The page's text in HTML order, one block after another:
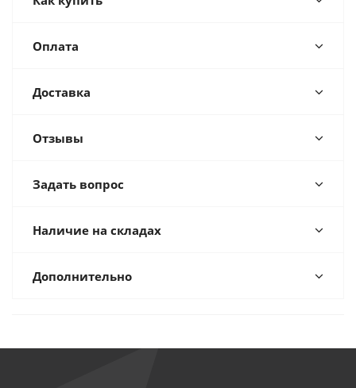
Оплата
Доставка
Отзывы
Задать вопрос
Наличие на складах
Дополнительно